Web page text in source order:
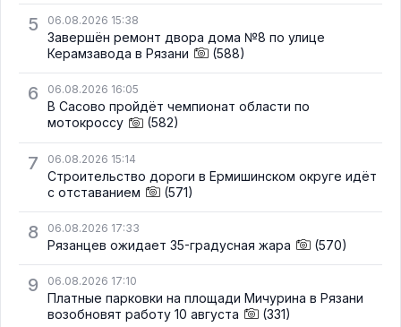
5 06.08.2026 15:38
Завершён ремонт двора дома №8 по улице
Керамзавода в Рязани
(588)
6 06.08.2026 16:05
В Сасово пройдёт чемпионат области по
мотокроссу
(582)
7 06.08.2026 15:14
Строительство дороги в Ермишинском округе идёт
с отставанием
(571)
8 06.08.2026 17:33
Рязанцев ожидает 35-градусная жара (570)
9 06.08.2026 17:10
Платные парковки на площади Мичурина в Рязани
возобновят работу 10 августа
(331)